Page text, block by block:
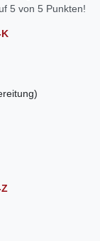
5 von 5 Punkten!